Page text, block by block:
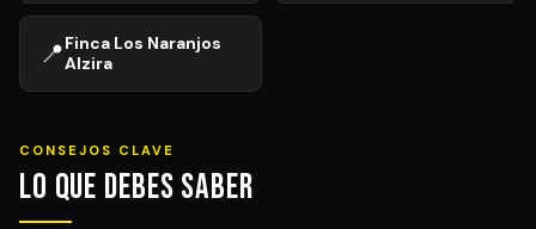
📍Finca Los Naranjos
Alzira
CONSEJOS CLAVE
Lo que debes saber